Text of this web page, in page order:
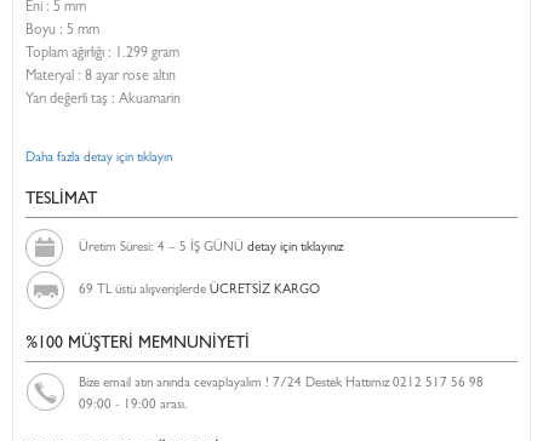
Eni : 5 mm
Boyu : 5 mm
Toplam ağırlığı : 1.299 gram
Materyal : 8 ayar rose altın
Yarı değerli taş : Akuamarin
Daha fazla detay için tıklayın
TESLİMAT
Üretim Süresi: 4 – 5 İŞ GÜNÜ detay için tıklayınız
69 TL üstü alışverişlerde ÜCRETSİZ KARGO
%100 MÜŞTERİ MEMNUNİYETİ
Bize email atın anında cevaplayalım ! 7/24 Destek Hattımız 0212 517 56 98
09:00 - 19:00 arası.